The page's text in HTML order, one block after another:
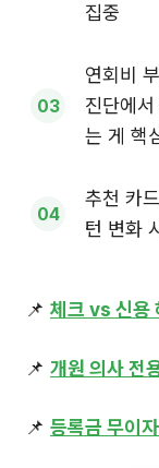
집중
연회비
진단에
는 게 핵
추천 카
턴 변화
📌 체크 vs 신용
📌 개원 의사 전
📌 등록금 무이